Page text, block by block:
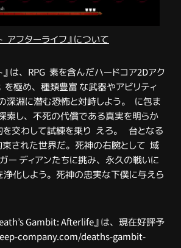
アフターライフ』について
』は、RPG 素を含んだハードコア2Dアク
を極め、種類豊富 な武器やアビリティ
深淵に潜む恐怖と対峙しよう。 に包ま
索し、不死の代償である真実を明らか
を交わして試練を乗り えろ。 台となる
束された世界だ。死神の右腕として 域
ー ディアンたちに挑み、永久の戦いに
化しよう。死神の忠実な下僕に与えら
Gambit: Afterlife』は、現在好評予
company.com/deaths-gambit-